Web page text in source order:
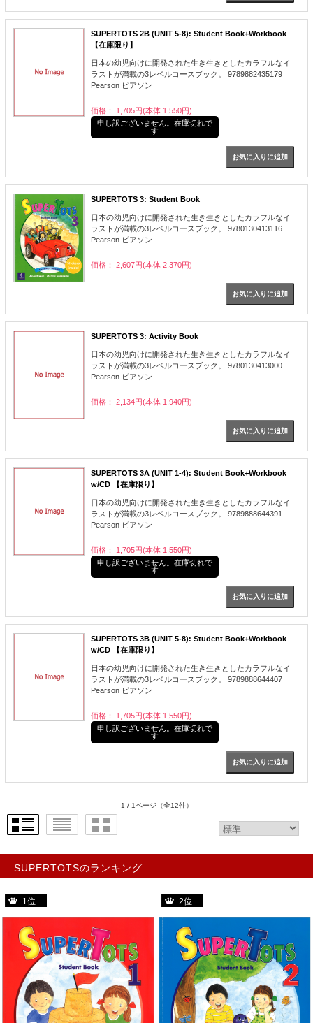
SUPERTOTS 2B (UNIT 5-8): Student Book+Workbook
【在庫限り】
日本の幼児向けに開発された生き生きとしたカラフルなイ
ラストが満載の3レベルコースブック。 9789882435179
Pearson ピアソン
価格： 1,705円(本体 1,550円)
申し訳ございません。在庫切れで
す
SUPERTOTS 3: Student Book
日本の幼児向けに開発された生き生きとしたカラフルなイ
ラストが満載の3レベルコースブック。 9780130413116
Pearson ピアソン
価格： 2,607円(本体 2,370円)
SUPERTOTS 3: Activity Book
日本の幼児向けに開発された生き生きとしたカラフルなイ
ラストが満載の3レベルコースブック。 9780130413000
Pearson ピアソン
価格： 2,134円(本体 1,940円)
SUPERTOTS 3A (UNIT 1-4): Student Book+Workbook
w/CD 【在庫限り】
日本の幼児向けに開発された生き生きとしたカラフルなイ
ラストが満載の3レベルコースブック。 9789888644391
Pearson ピアソン
価格： 1,705円(本体 1,550円)
申し訳ございません。在庫切れで
す
SUPERTOTS 3B (UNIT 5-8): Student Book+Workbook
w/CD 【在庫限り】
日本の幼児向けに開発された生き生きとしたカラフルなイ
ラストが満載の3レベルコースブック。 9789888644407
Pearson ピアソン
価格： 1,705円(本体 1,550円)
申し訳ございません。在庫切れで
す
1 / 1ページ （全12件）
SUPERTOTSのランキング
1位 2位